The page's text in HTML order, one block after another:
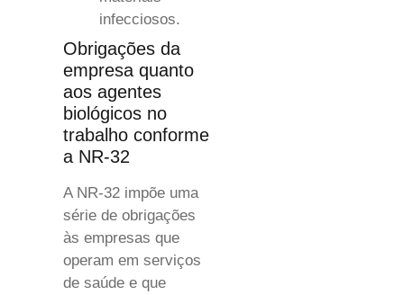
infecciosos.
Obrigações da
empresa quanto
aos agentes
biológicos no
trabalho conforme
a NR-32
A NR-32 impõe uma
série de obrigações
às empresas que
operam em serviços
de saúde e que